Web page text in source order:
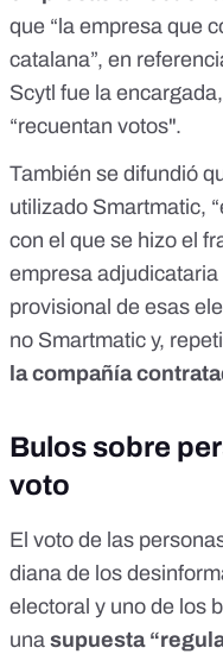
que “la empresa que
catalana”, en
Scytl fue la
“recuentan votos".
También se difundió
utilizado Smartmatic, “
con el que se hizo el
empresa
provisional de esas
no Smartmatic y,
la compañía
Bulos sobre
voto
El voto de las
diana de los
electoral y uno de los
una supuesta